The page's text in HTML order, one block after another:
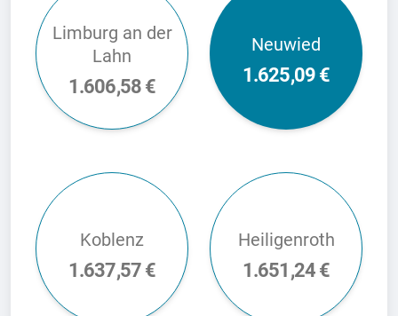
Limburg an der
Lahn
1.606,58 €
Neuwied
1.625,09 €
Koblenz
1.637,57 €
Heiligenroth
1.651,24 €